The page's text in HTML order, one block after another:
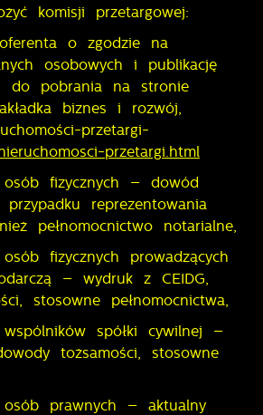
komisji przetargowej:
o zgodzie na
osobowych i publikację
do pobrania na stronie
biznes i rozwój,
przetargi-
przetargi.html
fizycznych – dowód
reprezentowania
pełnomocnictwo notarialne,
fizycznych prowadzących
– wydruk z CEIDG,
stosowne pełnomocnictwa,
spółki cywilnej –
tożsamości, stosowne
prawnych – aktualny